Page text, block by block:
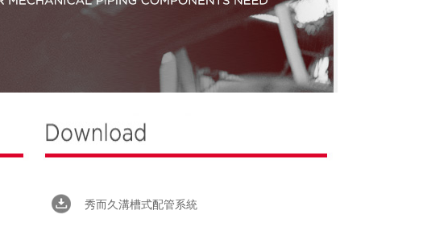
秀而久溝槽式配管系統